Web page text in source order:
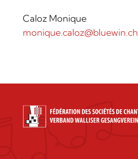
Caloz Monique
monique.caloz@bluewin.ch